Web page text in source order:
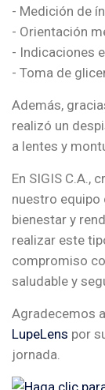
- Medición de
- Orientación
- Indicaciones
- Toma de
Además,
realizó un
a lentes y
En SIGIS C.A.,
nuestro equipo
bienestar y
realizar este
compromiso
saludable y
Agradecemos a
LupeLens por
jornada.